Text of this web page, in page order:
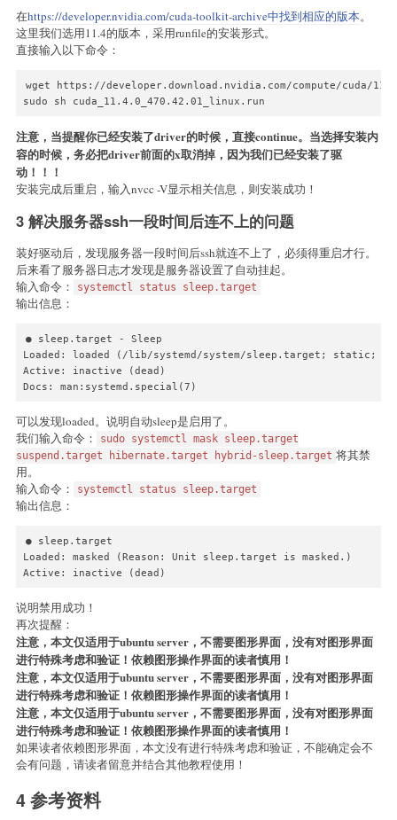
在https://developer.nvidia.com/cuda-toolkit-archive中找到相应的版本。
这里我们选用11.4的版本，采用runfile的安装形式。
直接输入以下命令：
wget https://developer.download.nvidia.com/compute/cuda/
sudo sh cuda_11.4.0_470.42.01_linux.run
注意，当提醒你已经安装了driver的时候，直接continue。当选择安装内
容的时候，务必把driver前面的x取消掉，因为我们已经安装了驱
动！！！
安装完成后重启，输入nvcc -V显示相关信息，则安装成功！
3 解决服务器ssh一段时间后连不上的问题
装好驱动后，发现服务器一段时间后ssh就连不上了，必须得重启才行。
后来看了服务器日志才发现是服务器设置了自动挂起。
输入命令：
systemctl status sleep.target
输出信息：
● sleep.target - Sleep
Loaded: loaded (/lib/systemd/system/sleep.target; static;
Active: inactive (dead)
Docs: man:systemd.special(7)
可以发现loaded。说明自动sleep是启用了。
我们输入命令：
sudo systemctl mask sleep.target
suspend.target hibernate.target hybrid-sleep.target 将其禁
用。
输入命令：
systemctl status sleep.target
输出信息：
● sleep.target
Loaded: masked (Reason: Unit sleep.target is masked.)
Active: inactive (dead)
说明禁用成功！
再次提醒：
注意，本文仅适用于ubuntu server，不需要图形界面，没有对图形界面
进行特殊考虑和验证！依赖图形操作界面的读者慎用！
注意，本文仅适用于ubuntu server，不需要图形界面，没有对图形界面
进行特殊考虑和验证！依赖图形操作界面的读者慎用！
注意，本文仅适用于ubuntu server，不需要图形界面，没有对图形界面
进行特殊考虑和验证！依赖图形操作界面的读者慎用！
如果读者依赖图形界面，本文没有进行特殊考虑和验证，不能确定会不
会有问题，请读者留意并结合其他教程使用！
4 参考资料